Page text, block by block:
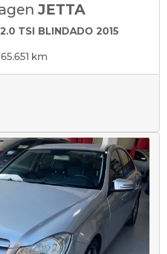
JETTA
TSI BLINDADO 2015
km